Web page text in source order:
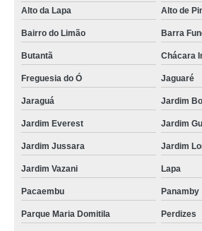
Alto da Lapa
Alto de
Bairro do Limão Barra
Butantã Chácara
Freguesia do Ó Jaguaré
Jaraguá Jardim
Jardim Everest Jardim
Jardim Jussara Jardim
Jardim Vazani Lapa
Pacaembu Panamby
Parque Maria Domitila Perdizes